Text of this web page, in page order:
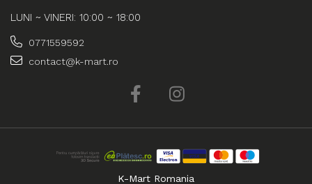
LUNI ~ VINERI: 10:00 ~ 18:00
0771559592
contact@k-mart.ro
K-Mart Romania